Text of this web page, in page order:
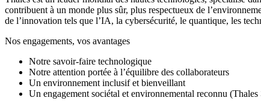
contribuent à un monde plus sûr, plus respectueux de
de l’innovation tels que l’IA, la cybersécurité, le quantique, les
Nos engagements, vos avantages
Notre savoir-faire technologique
Notre attention portée à l’équilibre des collaborateurs
Un environnement inclusif et bienveillant
Un engagement sociétal et environnemental reconnu